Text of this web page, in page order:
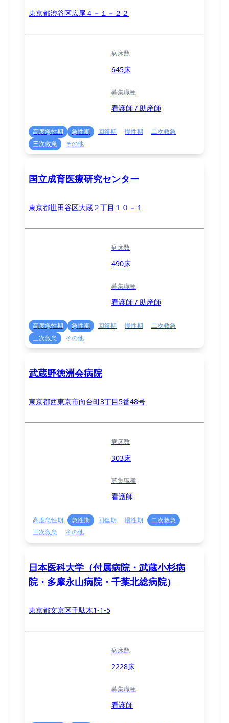
東京都渋谷区広尾４－１－２２
病床数
645床
募集職種
看護師 / 助産師
高度急性期 急性期 回復期 慢性期
二次救急
三次救急
その他
国立成育医療研究センター
東京都世田谷区大蔵２丁目１０－１
病床数
490床
募集職種
看護師 / 助産師
高度急性期 急性期 回復期 慢性期
二次救急
三次救急
その他
武蔵野徳洲会病院
東京都西東京市向台町3丁目5番48号
病床数
303床
募集職種
看護師
高度急性期 急性期 回復期 慢性期
二次救急
三次救急
その他
日本医科大学（付属病院・武蔵小杉病
院・多摩永山病院・千葉北総病院）
東京都文京区千駄木1-1-5
病床数
2228床
募集職種
看護師